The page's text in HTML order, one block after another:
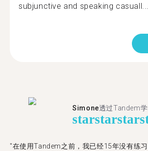
subjunctive and speaking casuall...
Simone透过Tandem学
starstarstar
"在使用Tandem之前，我已经15年没有练